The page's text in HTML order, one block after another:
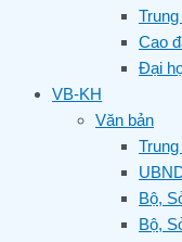
Cao
Đại
VB-KH
Văn bản
Bộ,
Bộ,